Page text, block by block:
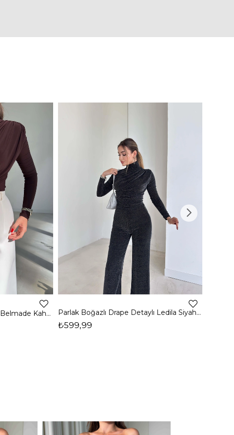
Boğazlı Yanı Drape Detaylı Belmade Kahve Kadın Bluz 26K113 Parlak Boğazlı Drape Detaylı Ledila Siyah Kadın Bluz 26K150
₺599,99